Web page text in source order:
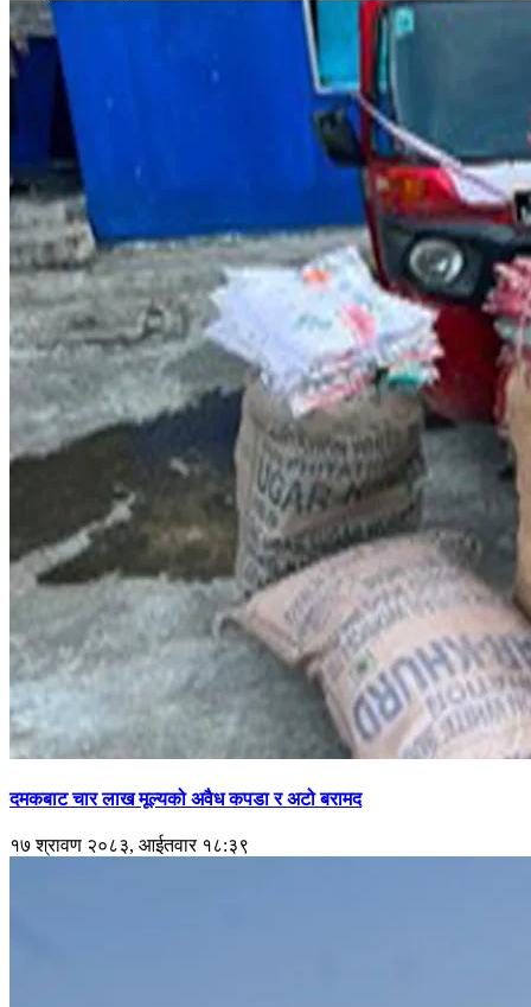
दमकबाट चार लाख मूल्यको अवैध कपडा र अटो बरामद
१७ श्रावण २०८३, आईतवार १८:३९